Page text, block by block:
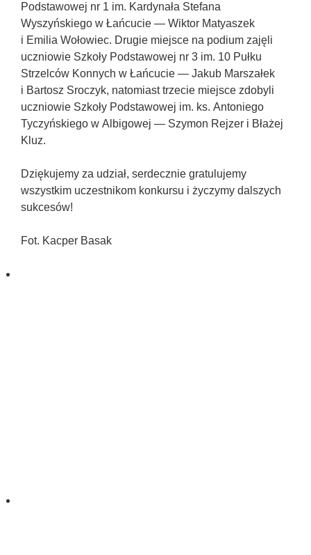
Podstawowej nr 1 im. Kardynała Stefana
Wyszyńskiego w Łańcucie — Wiktor Matyaszek
i Emilia Wołowiec. Drugie miejsce na podium zajęli
uczniowie Szkoły Podstawowej nr 3 im. 10 Pułku
Strzelców Konnych w Łańcucie — Jakub Marszałek
i Bartosz Sroczyk, natomiast trzecie miejsce zdobyli
uczniowie Szkoły Podstawowej im. ks. Antoniego
Tyczyńskiego w Albigowej — Szymon Rejzer i Błażej
Kluz.
Dziękujemy za udział, serdecznie gratulujemy
wszystkim uczestnikom konkursu i życzymy dalszych
sukcesów!
Fot. Kacper Basak
Marketing
Udostępniając
swoje
zainteresowania i
zachowania
podczas
odwiedzania naszej
strony, zwiększasz
szansę na
zobaczenie